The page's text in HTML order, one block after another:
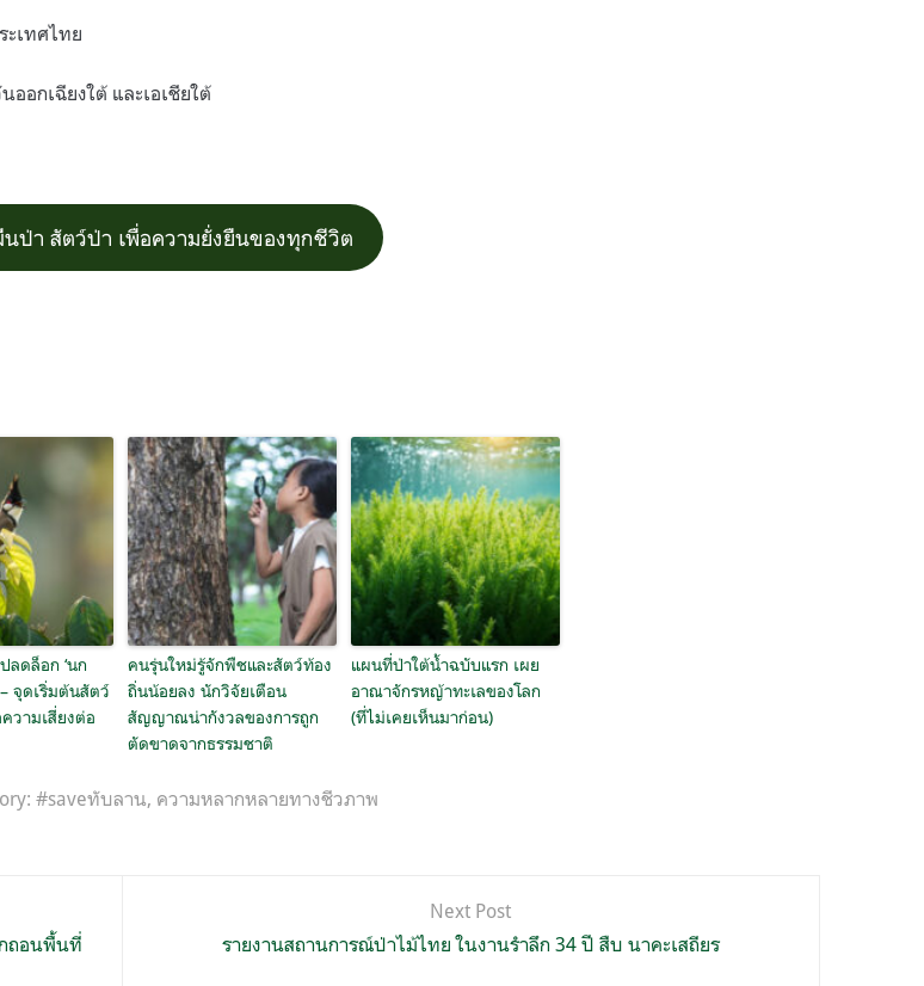
ะเทศไทย
ออกเฉียงใต้ และเอเชียใต้
ป่า สัตว์ป่า เพื่อความยั่งยืนของทุกชีวิต
ลดล็อก ‘นก
จุดเริ่มต้นสัตว์
วามเสี่ยงต่อ
คนรุ่นใหม่รู้จักพืชและสัตว์ท้อง
ถิ่นน้อยลง นักวิจัยเตือน
สัญญาณน่ากังวลของการถูก
ตัดขาดจากธรรมชาติ
แผนที่ป่าใต้น้ำฉบับแรก เผย
อาณาจักรหญ้าทะเลของโลก
(ที่ไม่เคยเห็นมาก่อน)
#saveทับลาน, ความหลากหลายทางชีวภาพ
ถอนพื้นที่
Next Post
รายงานสถานการณ์ป่าไม้ไทย ในงานรำลึก 34 ปี สืบ นาคะเสถียร